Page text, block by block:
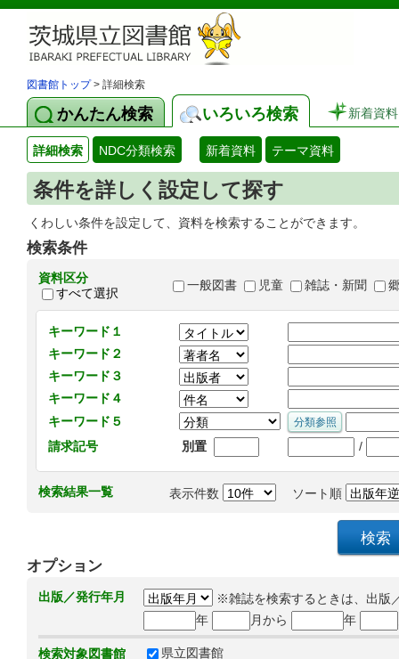
図書館トップ> 詳細検索
かんたん検索 いろいろ検索 新着資料
詳細検索 NDC分類検索 新着資料 テーマ資料
条件を詳しく設定して探す
くわしい条件を設定して、資料を検索することができます。
検索条件
資料区分
すべて選択
一般図書 児童 雑誌・新聞
キーワード１
キーワード２
キーワード３
キーワード４
キーワード５
請求記号
別置 /
検索結果一覧 表示件数 ソート順
オプション
出版／発行年月
※雑誌を検索するときは、出版
年
月から 年
検索対象図書館 県立図書館